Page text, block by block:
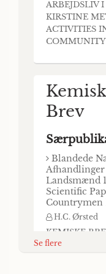
ducit
caret
det for
"Hvori
ARBEJDSLIV
KIRSTINE
ACTIVITIES
Ørsteds
de
været knyttet,
Denn
Brev
Blandede
Landsmænd
Scientific
Countrymen
H.C. Ørsted
KEMISKE
FØRSTE
Se flere